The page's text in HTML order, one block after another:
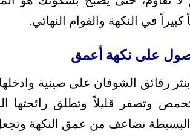
في النكهة والقوام النهائي.
على نكهة أعمق
حتى تتحمص وتصفر قليلاً وتطلق
البسيطة تضاعف من عمق النكهة